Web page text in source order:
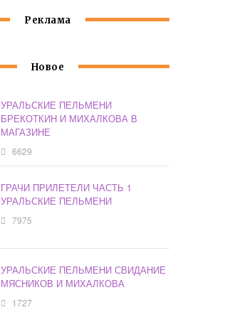
Реклама
Новое
УРАЛЬСКИЕ ПЕЛЬМЕНИ
БРЕКОТКИН И МИХАЛКОВА В
МАГАЗИНЕ
6629
ГРАЧИ ПРИЛЕТЕЛИ ЧАСТЬ 1
УРАЛЬСКИЕ ПЕЛЬМЕНИ
7975
УРАЛЬСКИЕ ПЕЛЬМЕНИ СВИДАНИЕ
МЯСНИКОВ И МИХАЛКОВА
1727